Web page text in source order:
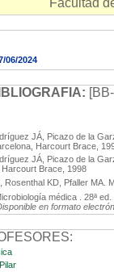
Facultad
06/2024
JÁ, Picazo de la
Harcourt Brace,
JÁ, Picazo de la
Harcourt Brace, 1998
Rosenthal KD, Pfaller MA.
médica . 28ª
en formato